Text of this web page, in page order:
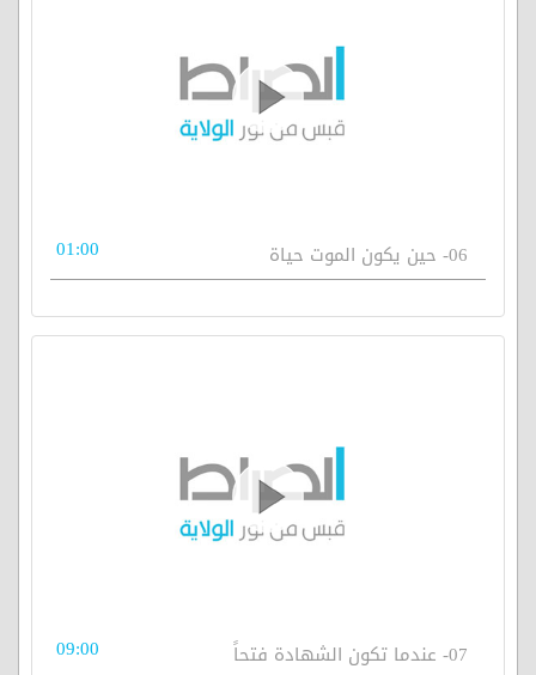
06- حين يكون الموت حياة 01:00
07- عندما تكون الشهادة فتحاً 09:00